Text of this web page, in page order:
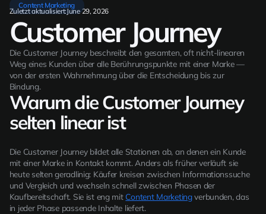
Content Marketing
Zuletzt aktualisiert:June 29, 2026
Customer Journey
Die Customer Journey beschreibt den gesamten, oft nicht-linearen
Weg eines Kunden über alle Berührungspunkte mit einer Marke —
von der ersten Wahrnehmung über die Entscheidung bis zur
Bindung.
Warum die Customer Journey
selten linear ist
Die Customer Journey bildet alle Stationen ab, an denen ein Kunde
mit einer Marke in Kontakt kommt. Anders als früher verläuft sie
heute selten geradlinig: Käufer kreisen zwischen Informationssuche
und Vergleich und wechseln schnell zwischen Phasen der
Kaufbereitschaft. Sie ist eng mit Content Marketingverbunden, das
in jeder Phase passende Inhalte liefert.